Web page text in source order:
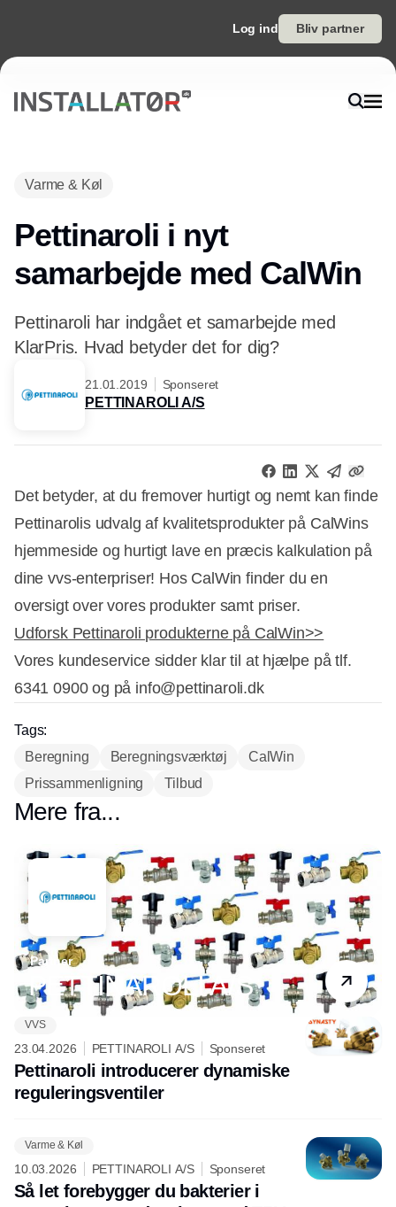
Log ind Bliv partner
Varme & Køl
Pettinaroli i nyt
samarbejde med CalWin
Pettinaroli har indgået et samarbejde med
KlarPris. Hvad betyder det for dig?
21.01.2019 Sponseret
PETTINAROLI A/S
Det betyder, at du fremover hurtigt og nemt kan finde
Pettinarolis udvalg af kvalitetsprodukter på CalWins
hjemmeside og hurtigt lave en præcis kalkulation på
dine vvs-enterpriser! Hos CalWin finder du en
oversigt over vores produkter samt priser.
Udforsk Pettinaroli produkterne på CalWin>>
Vores kundeservice sidder klar til at hjælpe på tlf.
6341 0900 og på info@pettinaroli.dk
Tags:
Beregning
Beregningsværktøj
CalWin
Prissammenligning
Tilbud
Mere fra...
Partner
PETTINAROLI A/S
VVS
23.04.2026 PETTINAROLI A/S Sponseret
Pettinaroli introducerer dynamiske
reguleringsventiler
Varme & Køl
10.03.2026 PETTINAROLI A/S Sponseret
Så let forebygger du bakterier i